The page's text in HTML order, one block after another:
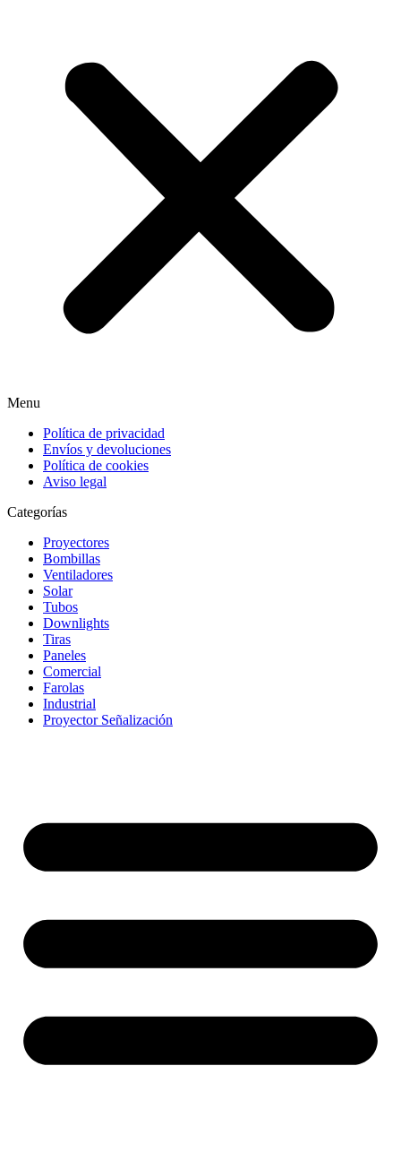
Menu
Política de privacidad
Envíos y devoluciones
Política de cookies
Aviso legal
Categorías
Proyectores
Bombillas
Ventiladores
Solar
Tubos
Downlights
Tiras
Paneles
Comercial
Farolas
Industrial
Proyector Señalización